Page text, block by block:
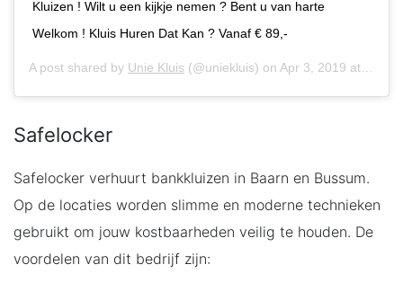
Kluizen ! Wilt u een kijkje nemen ? Bent u van harte
Welkom ! Kluis Huren Dat Kan ? Vanaf € 89,-
A post shared by Unie Kluis (@uniekluis) on Apr 3, 2019 at 3:07am PDT
Safelocker
Safelocker verhuurt bankkluizen in Baarn en Bussum.
Op de locaties worden slimme en moderne technieken
gebruikt om jouw kostbaarheden veilig te houden. De
voordelen van dit bedrijf zijn: